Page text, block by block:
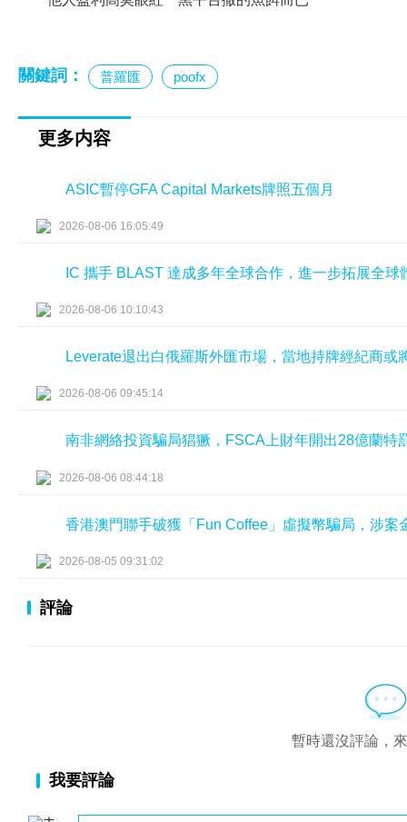
關鍵詞： 普羅匯 poofx
更多内容
ASIC暫停GFA Capital Markets牌照五個月
2026-08-06 16:05:49
IC 攜手 BLAST 達成多年全球合作，進一步拓展全球
2026-08-06 10:10:43
Leverate退出白俄羅斯外匯市場，當地持牌經紀商或
2026-08-06 09:45:14
南非網絡投資騙局猖獗，FSCA上財年開出28億蘭特
2026-08-06 08:44:18
香港澳門聯手破獲「Fun Coffee」虛擬幣騙局，涉案
2026-08-05 09:31:02
評論
暫時還沒評論，
我要評論